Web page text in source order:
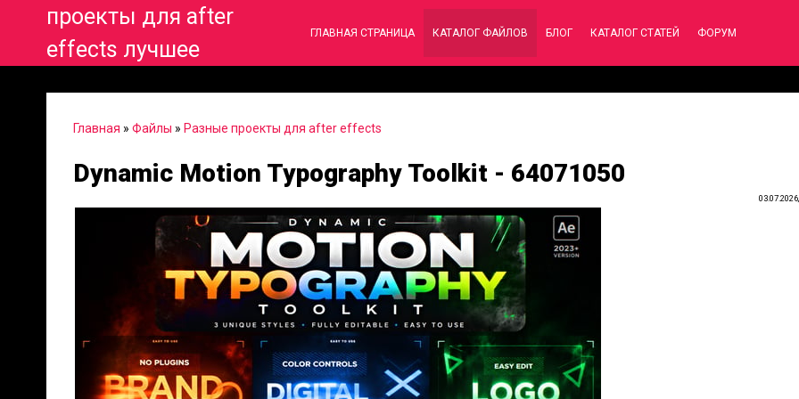
проекты для after
effects лучшее
ГЛАВНАЯ СТРАНИЦА КАТАЛОГ ФАЙЛОВ БЛОГ КАТАЛОГ СТАТЕЙ ФОРУМ
Главная » Файлы » Разные проекты для after effects
Dynamic Motion Typography Toolkit - 64071050